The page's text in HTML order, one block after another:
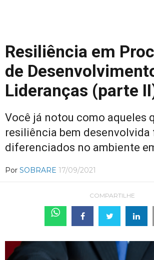
Resiliência em
de
Lideranças (parte
Você já notou como aqueles
resiliência bem desenvolvida
diferenciados no ambiente
Por SOBRARE 17/09/2021
COMPARTILHE